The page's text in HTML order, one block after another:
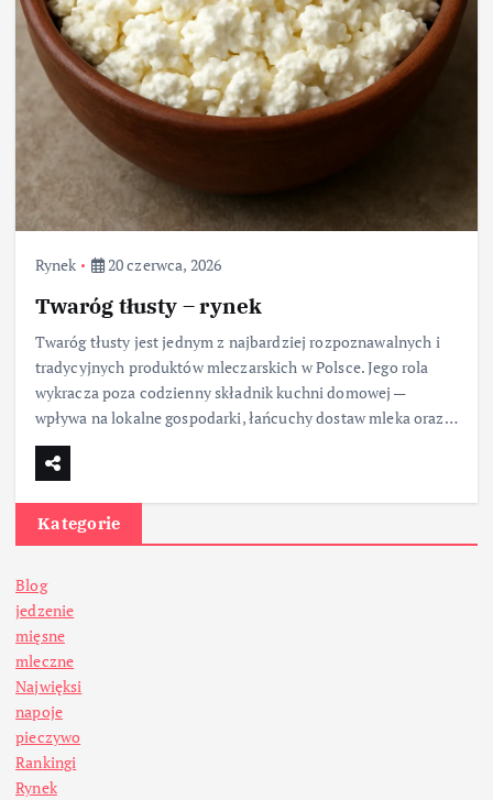
Rynek 20 czerwca, 2026
Twaróg tłusty – rynek
Twaróg tłusty jest jednym z najbardziej rozpoznawalnych i
tradycyjnych produktów mleczarskich w Polsce. Jego rola
wykracza poza codzienny składnik kuchni domowej —
wpływa na lokalne gospodarki, łańcuchy dostaw mleka oraz…
Kategorie
Blog
jedzenie
mięsne
mleczne
Najwięksi
napoje
pieczywo
Rankingi
Rynek